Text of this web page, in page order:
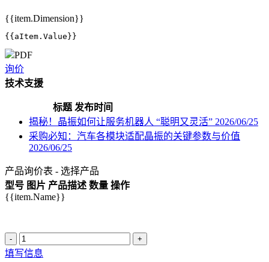
{{item.Dimension}}
{{aItem.Value}}
PDF
询价
技术支援
标题 发布时间
揭秘！晶振如何让服务机器人 “聪明又灵活” 2026/06/25
采购必知：汽车各模块适配晶振的关键参数与价值
2026/06/25
产品询价表 - 选择产品
型号 图片 产品描述 数量 操作
{{item.Name}}
- +
填写信息